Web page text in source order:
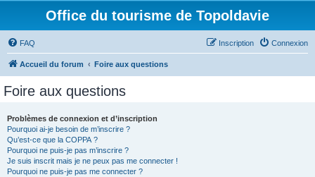
Office du tourisme de Topoldavie
FAQ Connexion
Inscription
Accueil du forum Foire aux questions
Foire aux questions
Problèmes de connexion et d’inscription
Pourquoi ai-je besoin de m’inscrire ?
Qu’est-ce que la COPPA ?
Pourquoi ne puis-je pas m’inscrire ?
Je suis inscrit mais je ne peux pas me connecter !
Pourquoi ne puis-je pas me connecter ?